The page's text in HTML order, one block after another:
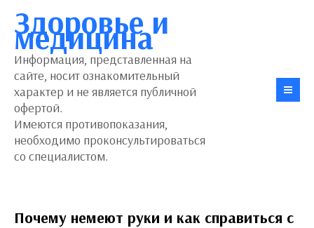
Здоровье и
медицина
Информация, представленная на
сайте, носит ознакомительный
характер и не является публичной
офертой.
Имеются противопоказания,
необходимо проконсультироваться
со специалистом.
Почему немеют руки и как справиться с